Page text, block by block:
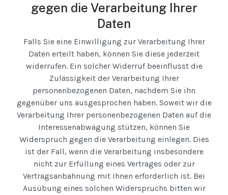
gegen die Verarbeitung Ihrer
Daten
Falls Sie eine Einwilligung zur Verarbeitung Ihrer
Daten erteilt haben, können Sie diese jederzeit
widerrufen. Ein solcher Widerruf beeinflusst die
Zulässigkeit der Verarbeitung Ihrer
personenbezogenen Daten, nachdem Sie ihn
gegenüber uns ausgesprochen haben. Soweit wir die
Verarbeitung Ihrer personenbezogenen Daten auf die
Interessenabwägung stützen, können Sie
Widerspruch gegen die Verarbeitung einlegen. Dies
ist der Fall, wenn die Verarbeitung insbesondere
nicht zur Erfüllung eines Vertrages oder zur
Vertragsanbahnung mit Ihnen erforderlich ist. Bei
Ausübung eines solchen Widerspruchs bitten wir